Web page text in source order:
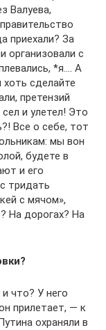
Валуева,
приехали? За
организовали с
*я…. А
сделайте
претензий
и улетел! Это
Все о себе, тот
мы вон
будете в
и его
тридать
с мячом»,
На дорогах? На
что? У него
прилетает, — к
охраняли в